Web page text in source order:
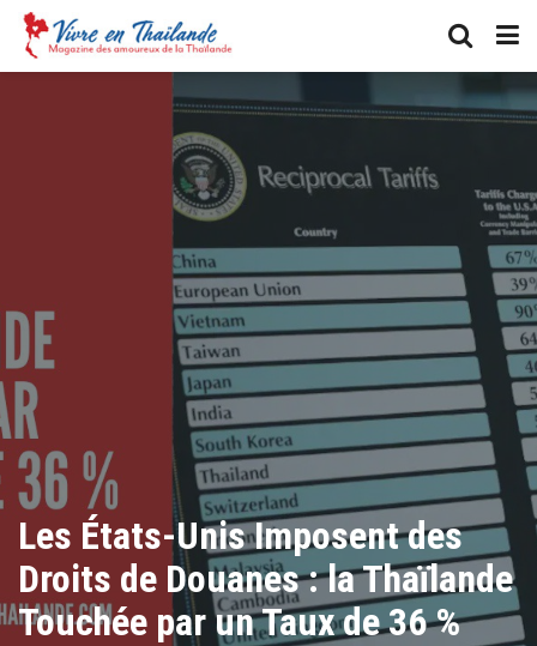
Les États-Unis Imposent des
Droits de Douanes : la Thaïlande
Touchée par un Taux de 36 %